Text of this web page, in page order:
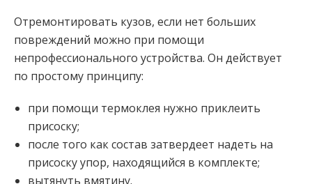
Отремонтировать кузов, если нет больших
повреждений можно при помощи
непрофессионального устройства. Он действует
по простому принципу:
при помощи термоклея нужно приклеить
присоску;
после того как состав затвердеет надеть на
присоску упор, находящийся в комплекте;
вытянуть вмятину.